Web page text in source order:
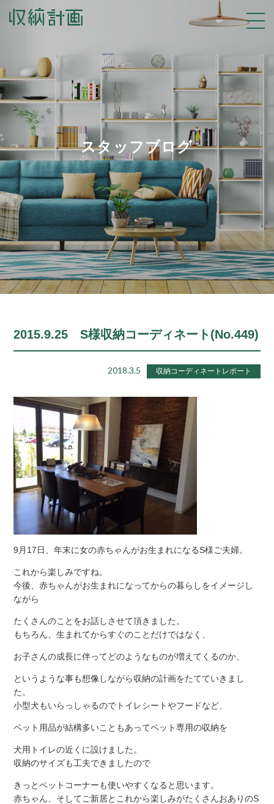
スタッフブログ
2015.9.25 S様収納コーディネート(No.449)
2018.3.5 収納コーディネートレポート
9月17日、年末に女の赤ちゃんがお生まれになるS様ご夫婦。
これから楽しみですね。
今後、赤ちゃんがお生まれになってからの暮らしをイメージし
ながら
たくさんのことをお話しさせて頂きました。
もちろん、生まれてからすぐのことだけではなく、
お子さんの成長に伴ってどのようなものが増えてくるのか、
というような事も想像しながら収納の計画をたてていきまし
た。
小型犬もいらっしゃるのでトイレシートやフードなど、
ペット用品が結構多いこともあってペット専用の収納を
犬用トイレの近くに設けました。
収納のサイズも工夫できましたので
きっとペットコーナーも使いやすくなると思います。
赤ちゃん、そしてご新居とこれから楽しみがたくさんおありのS